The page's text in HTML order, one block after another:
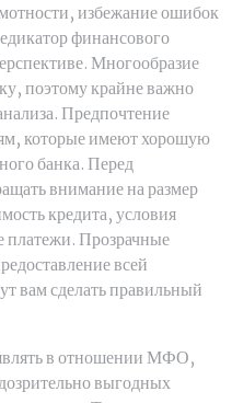
избежание ошибок
финансового
Многообразие
поэтому крайне важно
Предпочтение
которые имеют хорошую
банка. Перед
внимание на размер
кредита, условия
Прозрачные
всей
вам сделать правильный
в отношении МФО,
выгодных